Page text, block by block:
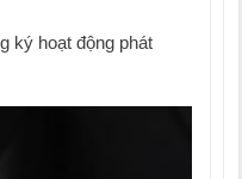
ký hoạt động phát